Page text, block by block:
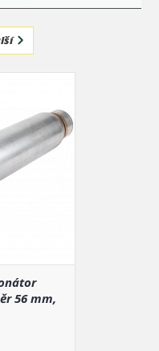
se silným motorem,
a dopřejte si Magnaflow.
56 mm,